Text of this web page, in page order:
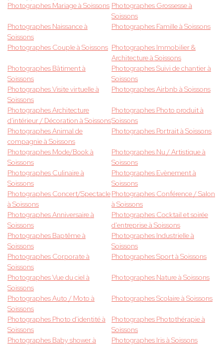
Photographes Mariage à Soissons Photographes Grossesse à
Soissons
Photographes Naissance à
Soissons
Photographes Famille à Soissons
Photographes Couple à Soissons Photographes Immobilier &
Architecture à Soissons
Photographes Bâtiment à
Soissons
Photographes Suivi de chantier à
Soissons
Photographes Visite virtuelle à
Soissons
Photographes Airbnb à Soissons
Photographes Architecture
d'intérieur / Décoration à Soissons
Photographes Photo produit à
Soissons
Photographes Animal de
compagnie à Soissons
Photographes Portrait à Soissons
Photographes Mode/Book à
Soissons
Photographes Nu / Artistique à
Soissons
Photographes Culinaire à
Soissons
Photographes Evènement à
Soissons
Photographes Concert/Spectacle
à Soissons
Photographes Conférence / Salon
à Soissons
Photographes Anniversaire à
Soissons
Photographes Cocktail et soirée
d'entreprise à Soissons
Photographes Baptême à
Soissons
Photographes Industrielle à
Soissons
Photographes Corporate à
Soissons
Photographes Sport à Soissons
Photographes Vue du ciel à
Soissons
Photographes Nature à Soissons
Photographes Auto / Moto à
Soissons
Photographes Scolaire à Soissons
Photographes Photo d'identité à
Soissons
Photographes Photothérapie à
Soissons
Photographes Baby shower à
Photographes Iris à Soissons